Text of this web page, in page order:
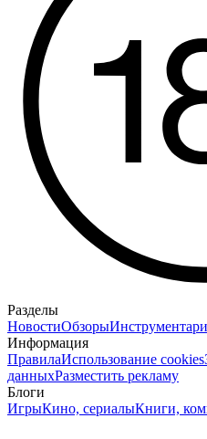
Разделы
НовостиОбзоры
Информация
ПравилаИспользование cookies
данныхРазместить рекламу
Блоги
ИгрыКино, сериалыКниги,